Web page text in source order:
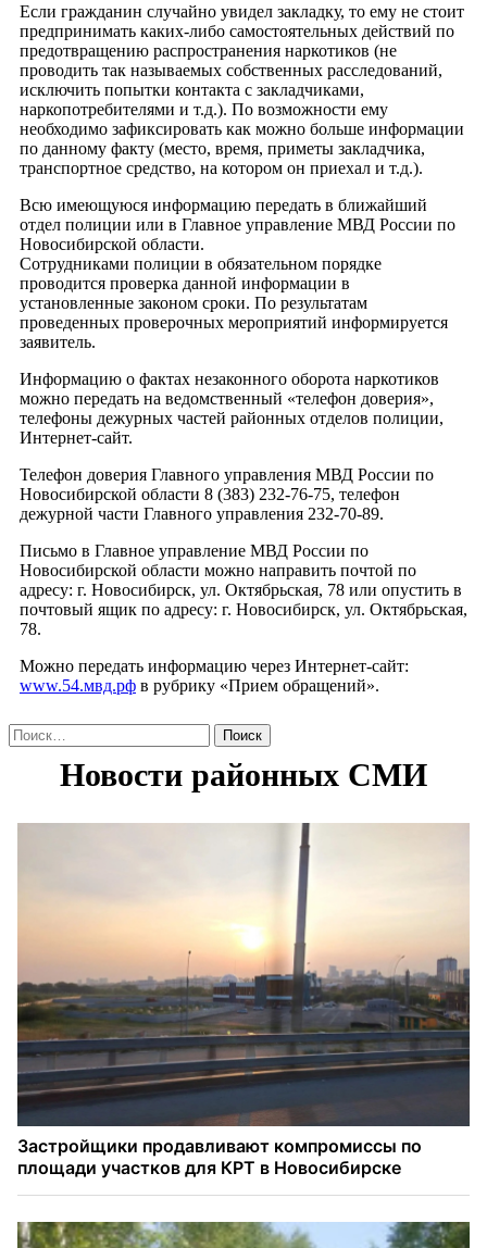
Если гражданин случайно увидел закладку, то ему не стоит
предпринимать каких-либо самостоятельных действий по
предотвращению распространения наркотиков (не
проводить так называемых собственных расследований,
исключить попытки контакта с закладчиками,
наркопотребителями и т.д.). По возможности ему
необходимо зафиксировать как можно больше информации
по данному факту (место, время, приметы закладчика,
транспортное средство, на котором он приехал и т.д.).
Всю имеющуюся информацию передать в ближайший
отдел полиции или в Главное управление МВД России по
Новосибирской области.
Сотрудниками полиции в обязательном порядке
проводится проверка данной информации в
установленные законом сроки. По результатам
проведенных проверочных мероприятий информируется
заявитель.
Информацию о фактах незаконного оборота наркотиков
можно передать на ведомственный «телефон доверия»,
телефоны дежурных частей районных отделов полиции,
Интернет-сайт.
Телефон доверия Главного управления МВД России по
Новосибирской области 8 (383) 232-76-75, телефон
дежурной части Главного управления 232-70-89.
Письмо в Главное управление МВД России по
Новосибирской области можно направить почтой по
адресу: г. Новосибирск, ул. Октябрьская, 78 или опустить в
почтовый ящик по адресу: г. Новосибирск, ул. Октябрьская,
78.
Можно передать информацию через Интернет-сайт:
www.54.мвд.рф в рубрику «Прием обращений».
Найти: